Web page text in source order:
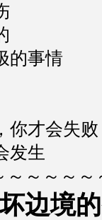
的事情
你才会失败
发生
～～～～～
边境